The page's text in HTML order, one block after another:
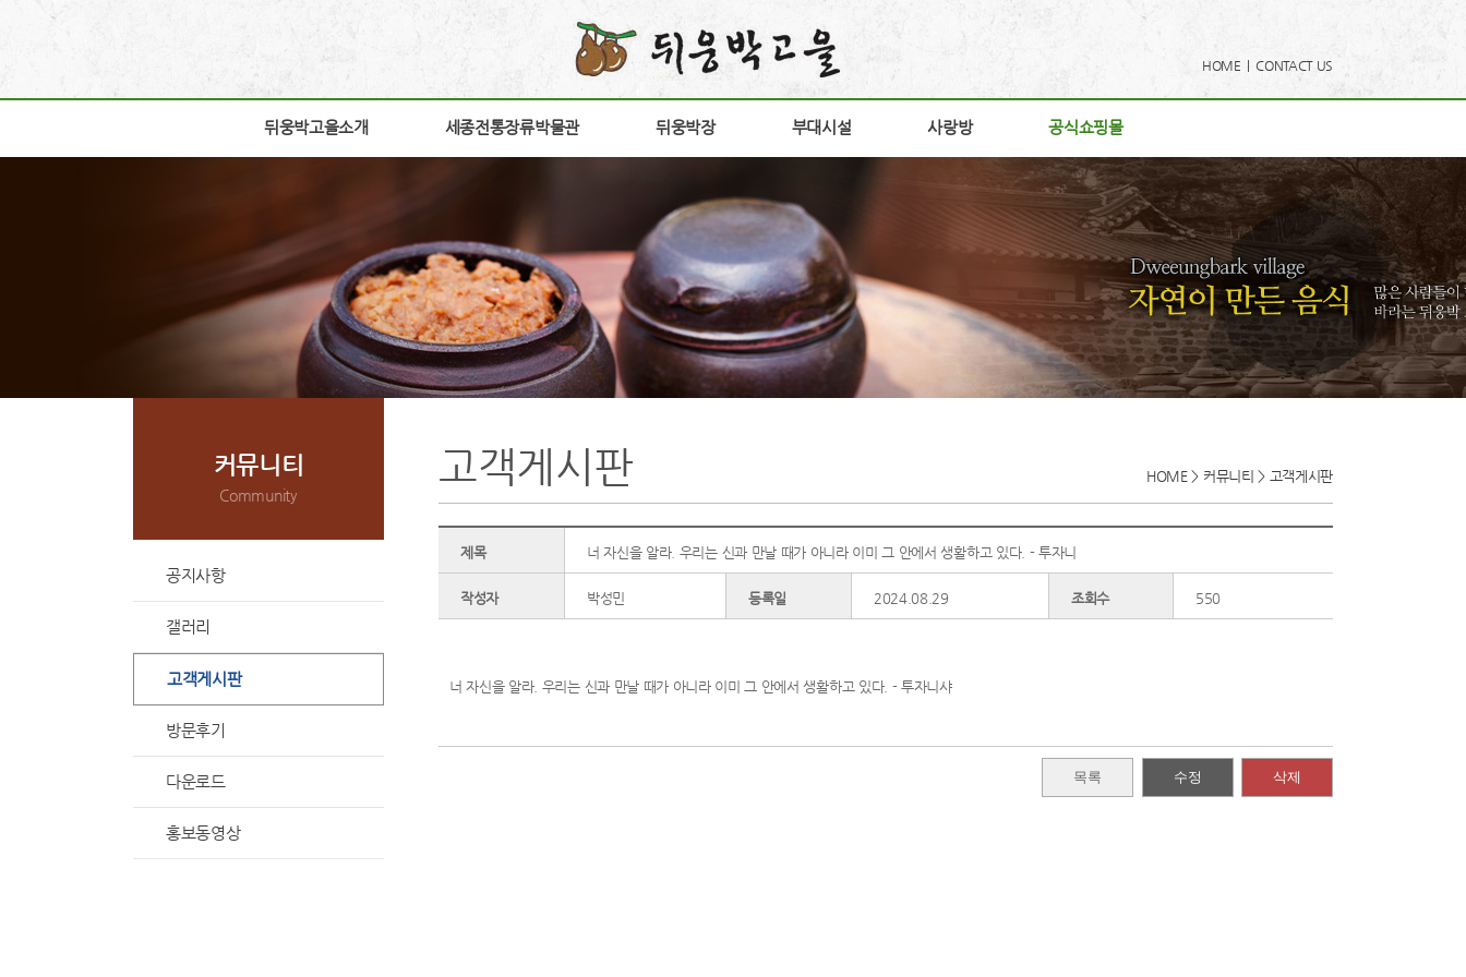
HOME |CONTACT US
뒤웅박고을소개 세종전통장류박물관 뒤웅박장 부대시설 사랑방 공식쇼핑몰
뒤웅박고을소개 세종전통장류박물관 뒤웅박장 부대시설 사랑방 공식쇼핑몰
뒤웅박웹툰
찾아오시는길
학술연구
자료실
열린공간
상품소개
연구개발
구절초고추장
가비향
전시판매장
홍보동영상
커뮤니티
Community
공지사항
갤러리
고객게시판
방문후기
다운로드
홍보동영상
고객게시판 HOME > 커뮤니티 > 고객게시판
제목 너 자신을 알라. 우리는 신과 만날 때가 아니라 이미 그 안에서 생활하고 있다. - 투자니
작성자 박성민 등록일 2024.08.29 조회수 550
너 자신을 알라. 우리는 신과 만날 때가 아니라 이미 그 안에서 생활하고 있다. - 투자니샤